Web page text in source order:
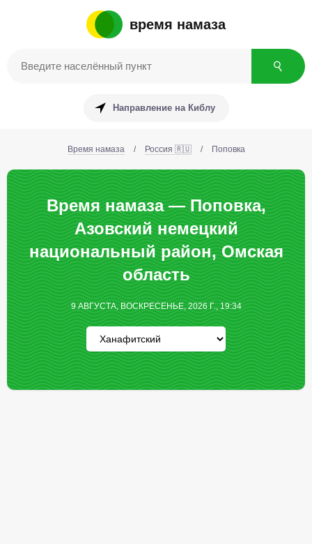
время намаза
Направление на Киблу
Время намаза / Россия 🇷🇺 / Поповка
Время намаза — Поповка,
Азовский немецкий
национальный район, Омская
область
9 АВГУСТА, ВОСКРЕСЕНЬЕ, 2026 Г., 19:34